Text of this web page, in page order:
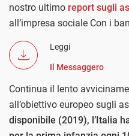
nostro ultimo report sugli
all’impresa sociale Con i
Leggi
Il Messaggero
Continua il lento
all’obiettivo europeo sugli
disponibile (2019), l’Italia